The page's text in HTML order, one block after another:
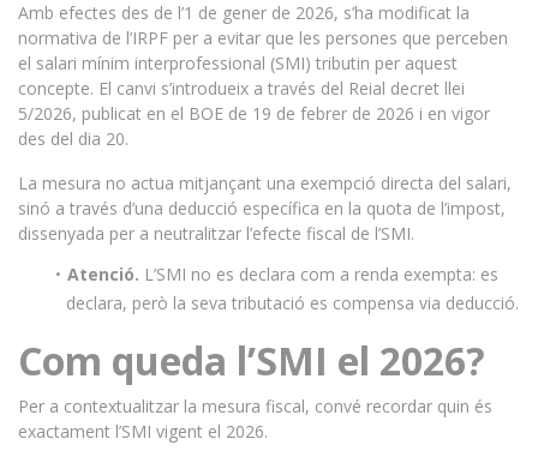
Amb efectes des de l’1 de gener de 2026, s’ha modificat la
normativa de l’IRPF per a evitar que les persones que perceben
el salari mínim interprofessional (SMI) tributin per aquest
concepte. El canvi s’introdueix a través del Reial decret llei
5/2026, publicat en el BOE de 19 de febrer de 2026 i en vigor
des del dia 20.
La mesura no actua mitjançant una exempció directa del salari,
sinó a través d’una deducció específica en la quota de l’impost,
dissenyada per a neutralitzar l’efecte fiscal de l’SMI.
Atenció. L’SMI no es declara com a renda exempta: es
declara, però la seva tributació es compensa via deducció.
Com queda l’SMI el 2026?
Per a contextualitzar la mesura fiscal, convé recordar quin és
exactament l’SMI vigent el 2026.